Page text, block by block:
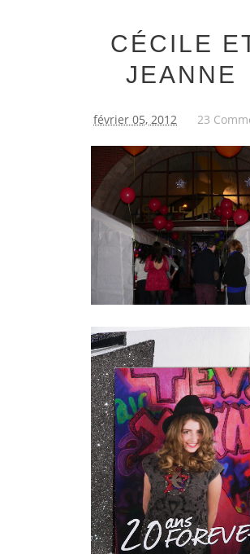
CÉCILE
JEANNE
février 05, 2012 23